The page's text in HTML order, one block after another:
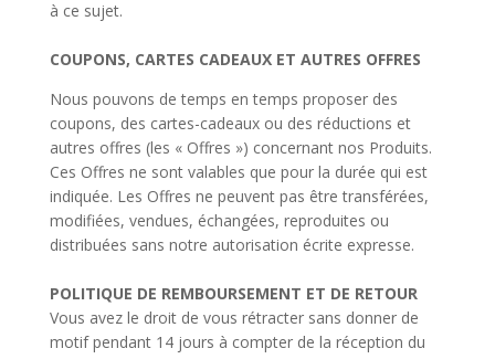
à ce sujet.
COUPONS, CARTES CADEAUX ET AUTRES OFFRES
Nous pouvons de temps en temps proposer des
coupons, des cartes-cadeaux ou des réductions et
autres offres (les « Offres ») concernant nos Produits.
Ces Offres ne sont valables que pour la durée qui est
indiquée. Les Offres ne peuvent pas être transférées,
modifiées, vendues, échangées, reproduites ou
distribuées sans notre autorisation écrite expresse.
POLITIQUE DE REMBOURSEMENT ET DE RETOUR
Vous avez le droit de vous rétracter sans donner de
motif pendant 14 jours à compter de la réception du